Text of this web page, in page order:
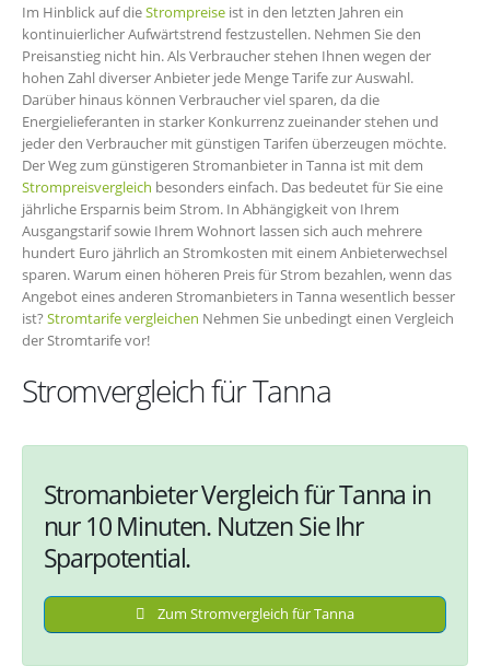
Im Hinblick auf dieStrompreise ist in den letzten Jahren ein
kontinuierlicher Aufwärtstrend festzustellen. Nehmen Sie den
Preisanstieg nicht hin. Als Verbraucher stehen Ihnen wegen der
hohen Zahl diverser Anbieter jede Menge Tarife zur Auswahl.
Darüber hinaus können Verbraucher viel sparen, da die
Energielieferanten in starker Konkurrenz zueinander stehen und
jeder den Verbraucher mit günstigen Tarifen überzeugen möchte.
Der Weg zum günstigeren Stromanbieter in Tanna ist mit dem
Strompreisvergleich besonders einfach. Das bedeutet für Sie eine
jährliche Ersparnis beim Strom. In Abhängigkeit von Ihrem
Ausgangstarif sowie Ihrem Wohnort lassen sich auch mehrere
hundert Euro jährlich an Stromkosten mit einem Anbieterwechsel
sparen. Warum einen höheren Preis für Strom bezahlen, wenn das
Angebot eines anderen Stromanbieters in Tanna wesentlich besser
ist? Stromtarife vergleichen Nehmen Sie unbedingt einen Vergleich
der Stromtarife vor!
Stromvergleich für Tanna
Stromanbieter Vergleich für Tanna in
nur 10 Minuten. Nutzen Sie Ihr
Sparpotential.
Zum Stromvergleich für Tanna